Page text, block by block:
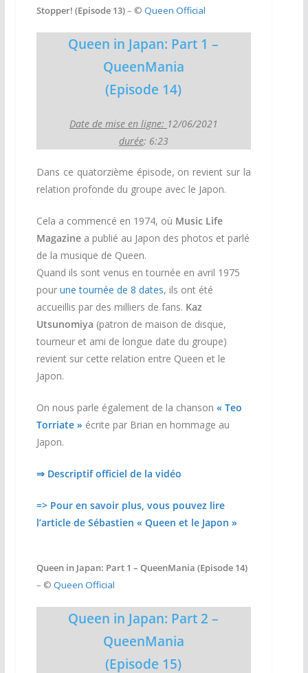
Stopper! (Episode 13)– © Queen Official
Queen in Japan: Part 1 –
QueenMania
(Episode 14)
Date de mise en ligne: 12/06/2021
durée: 6:23
Dans ce quatorzième épisode, on revient sur la
relation profonde du groupe avec le Japon.
Cela a commencé en 1974, où Music Life
Magazinea publié au Japon des photos et parlé
de la musique de Queen.
Quand ils sont venus en tournée en avril 1975
pour une tournée de 8 dates, ils ont été
accueillis par des milliers de fans. Kaz
Utsunomiya (patron de maison de disque,
tourneur et ami de longue date du groupe)
revient sur cette relation entre Queen et le
Japon.
On nous parle également de la chanson « Teo
Torriate » écrite par Brian en hommage au
Japon.
⇒ Descriptif officiel de la vidéo
=> Pour en savoir plus, vous pouvez lire
l’article de Sébastien « Queen et le Japon »
Queen in Japan: Part 1 – QueenMania (Episode 14)
– © Queen Official
Queen in Japan: Part 2 –
QueenMania
(Episode 15)